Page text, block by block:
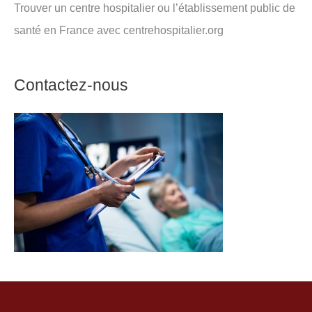
Trouver un centre hospitalier ou l’établissement public de
santé en France avec centrehospitalier.org
Contactez-nous